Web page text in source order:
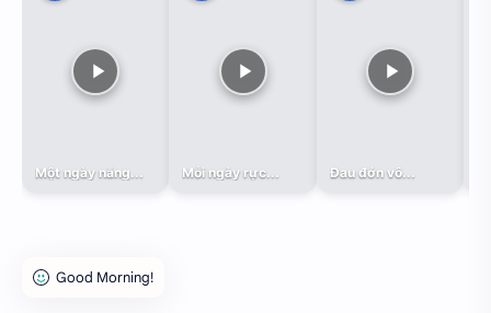
Một ngày nắng... Mỗi ngày rực... Đau đớn vô...